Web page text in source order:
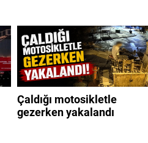
Çaldığı motosikletle
gezerken yakalandı